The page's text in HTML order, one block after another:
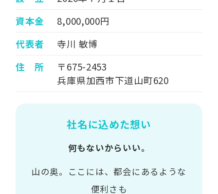
資本金
8,000,000円
代表者
寺川 敏博
住 所
〒675-2453
兵庫県加西市下道山町620
社名に込めた想い
何もないからいい。
山の奥。ここには、都会にあるような
便利さも